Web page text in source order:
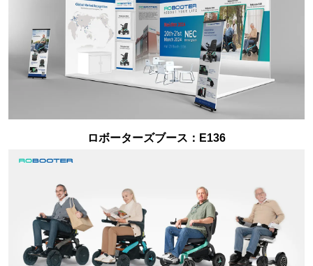
ロボーターズブース：E136